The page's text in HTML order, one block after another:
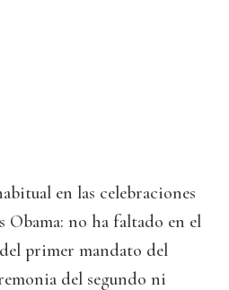
en las celebraciones
Obama: no ha faltado en el
primer mandato del
del segundo ni